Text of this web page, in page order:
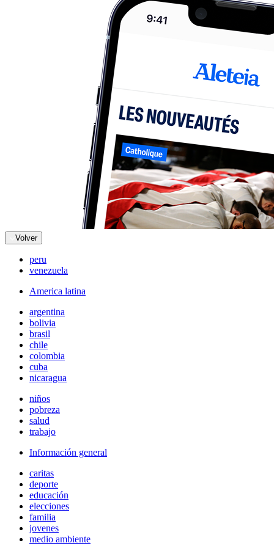
Volver
peru
venezuela
America latina
argentina
bolivia
brasil
chile
colombia
cuba
nicaragua
niños
pobreza
salud
trabajo
Información general
caritas
deporte
educación
elecciones
familia
jovenes
medio ambiente